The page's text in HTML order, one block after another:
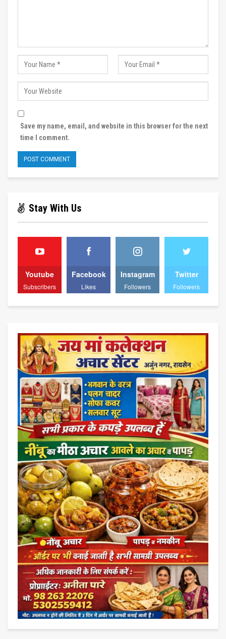
Save my name, email, and website in this browser for the next
time I comment.
Stay With Us
Youtube
Subscribers
Facebook
Likes
Instagram
Followers
Twitter
Followers